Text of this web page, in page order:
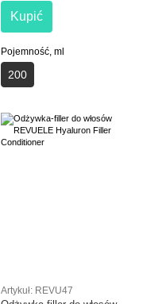
Kupić
Pojemność, ml
200
Artykuł: REVU47